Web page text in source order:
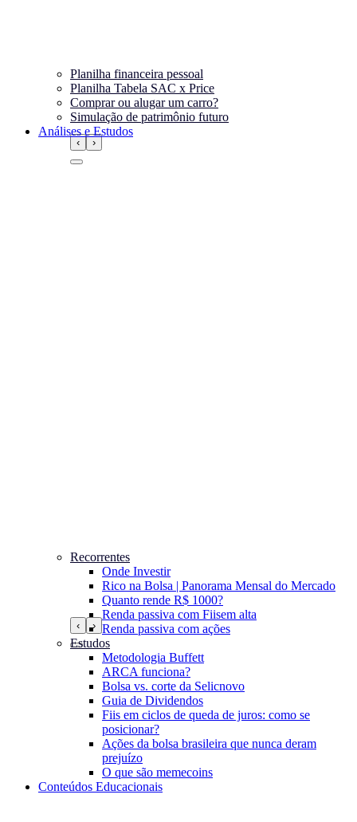
‹ ›
Planilha financeira pessoal
Planilha Tabela SAC x Price
Comprar ou alugar um carro?
Simulação de patrimônio futuro
Análises e Estudos
‹ ›
Recorrentes
Onde Investir
Rico na Bolsa | Panorama Mensal do Mercado
Quanto rende R$ 1000?
Renda passiva com Fiisem alta
Renda passiva com ações
Estudos
Metodologia Buffett
ARCA funciona?
Bolsa vs. corte da Selicnovo
Guia de Dividendos
Fiis em ciclos de queda de juros: como se
posicionar?
Ações da bolsa brasileira que nunca deram
prejuízo
O que são memecoins
Conteúdos Educacionais